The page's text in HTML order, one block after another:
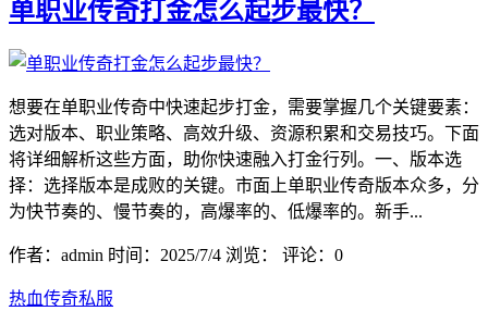
单职业传奇打金怎么起步最快？
想要在单职业传奇中快速起步打金，需要掌握几个关键要素：
选对版本、职业策略、高效升级、资源积累和交易技巧。下面
将详细解析这些方面，助你快速融入打金行列。一、版本选
择：选择版本是成败的关键。市面上单职业传奇版本众多，分
为快节奏的、慢节奏的，高爆率的、低爆率的。新手...
作者：admin 时间：2025/7/4 浏览： 评论：0
热血传奇私服